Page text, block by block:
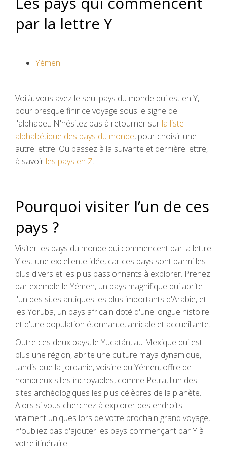
par la lettre Y
Yémen
Voilà, vous avez le seul pays du monde qui est en Y,
pour presque finir ce voyage sous le signe de
l'alphabet. N'hésitez pas à retourner sur la liste
alphabétique des pays du monde, pour choisir une
autre lettre. Ou passez à la suivante et dernière lettre,
à savoir les pays en Z.
Pourquoi visiter l’un de ces
pays ?
Visiter les pays du monde qui commencent par la lettre
Y est une excellente idée, car ces pays sont parmi les
plus divers et les plus passionnants à explorer. Prenez
par exemple le Yémen, un pays magnifique qui abrite
l'un des sites antiques les plus importants d'Arabie, et
les Yoruba, un pays africain doté d'une longue histoire
et d'une population étonnante, amicale et accueillante.
Outre ces deux pays, le Yucatán, au Mexique qui est
plus une région, abrite une culture maya dynamique,
tandis que la Jordanie, voisine du Yémen, offre de
nombreux sites incroyables, comme Petra, l'un des
sites archéologiques les plus célèbres de la planète.
Alors si vous cherchez à explorer des endroits
vraiment uniques lors de votre prochain grand voyage,
n'oubliez pas d'ajouter les pays commençant par Y à
votre itinéraire !